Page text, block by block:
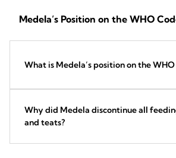
Medela’s Position on the WHO
What is Medela’s position on the WHO
Why did Medela discontinue all
and teats?